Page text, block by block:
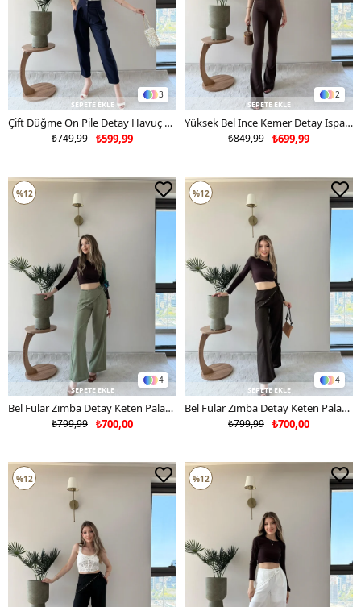
3
SEPETE EKLE
Çift Düğme Ön Pile Detay Havuç Double Pantolon Lacivert 2234
₺599,99
₺749,99
2
SEPETE EKLE
Yüksek Bel İnce Kemer Detay İspanyol Paça Çelik Pantolon Acı Kahve 2233
₺699,99
₺849,99
4
SEPETE EKLE
Bel Fular Zımba Detay Keten Palazzo Pantolon Haki 2229
₺700,00
₺799,99
%12
4
SEPETE EKLE
Bel Fular Zımba Detay Keten Palazzo Pantolon Acı Kahve 2229
₺700,00
₺799,99
%12
%12 %12